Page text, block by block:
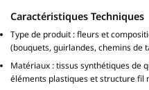
Caractéristiques Techniques
Type de produit : fleurs et
(bouquets, guirlandes, chemins de
Matériaux : tissus synthétiques de
éléments plastiques et structure fil